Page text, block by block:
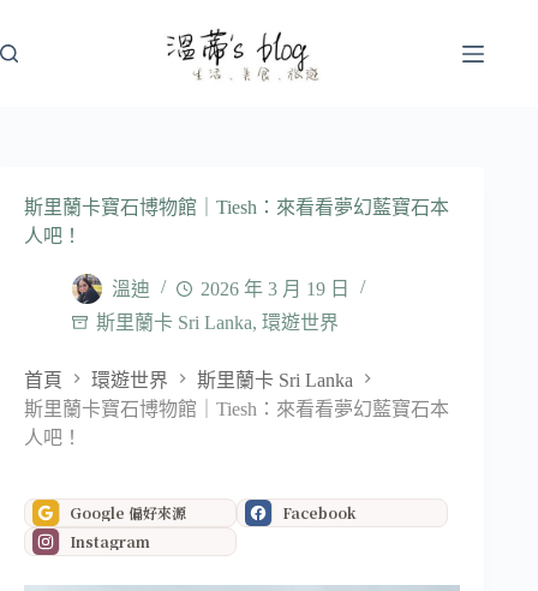
至
斯里蘭卡寶石博物館｜Tiesh：來看看夢幻藍寶石本
人吧！
溫迪
2026 年 3 月 19 日
斯里蘭卡 Sri Lanka, 環遊世界
首頁 環遊世界
斯里蘭卡 Sri Lanka
斯里蘭卡寶石博物館｜Tiesh：來看看夢幻藍寶石本
人吧！
Google 偏好來源
Facebook
Instagram